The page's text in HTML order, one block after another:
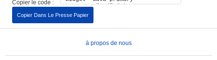
Copier le code :
Copier Dans Le Presse Papier
à propos de nous